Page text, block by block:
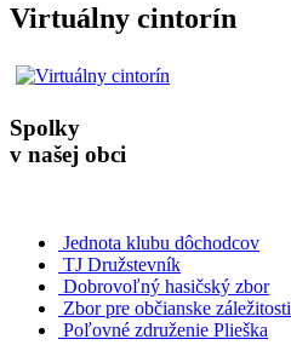
Virtuálny cintorín
Spolky
v našej obci
Jednota klubu dôchodcov
TJ Družstevník
Dobrovoľný hasičský zbor
Zbor pre občianske záležitosti
Poľovné združenie Plieška